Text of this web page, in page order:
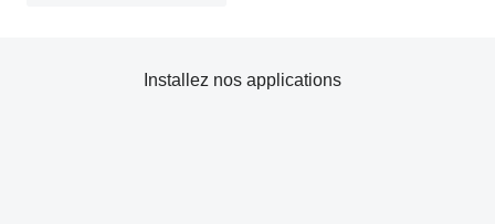
Installez nos applications